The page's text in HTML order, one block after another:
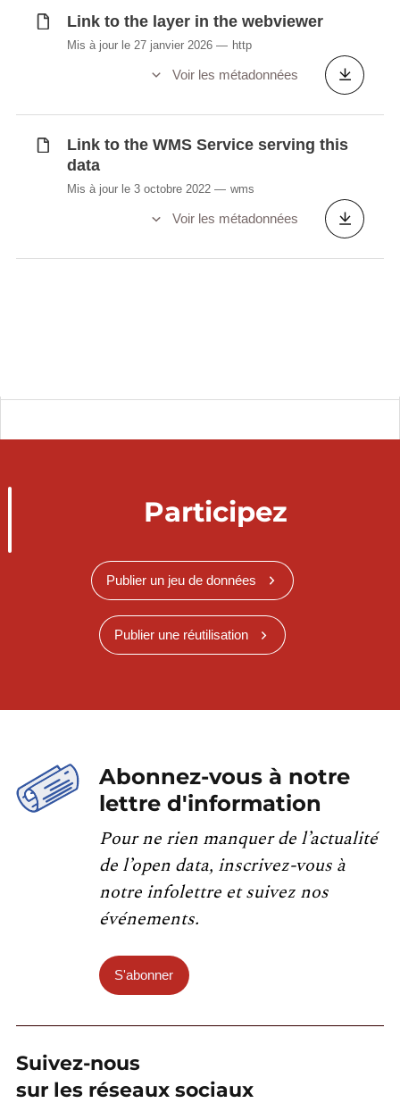
Link to the layer in the webviewer
Mis à jour le 27 janvier 2026 http
Voir les métadonnées
Link to the WMS Service serving this
data
Mis à jour le 3 octobre 2022 wms
Voir les métadonnées
Participez
Publier un jeu de données
Publier une réutilisation
Abonnez-vous à notre
lettre d'information
Pour ne rien manquer de l’actualité
de l’open data, inscrivez-vous à
notre infolettre et suivez nos
événements.
S'abonner
Suivez-nous
sur les réseaux sociaux